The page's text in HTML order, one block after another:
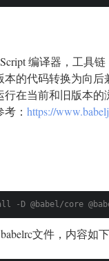
编译器，工具
本的代码转换为向后
行在当前和旧版本的
： https://
-D @babel/core
文件，内容如下